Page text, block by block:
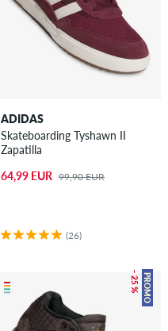
ADIDAS
Skateboarding Tyshawn II
Zapatilla
64,99 EUR 99,90 EUR
(26)
PROMO
– 25 %